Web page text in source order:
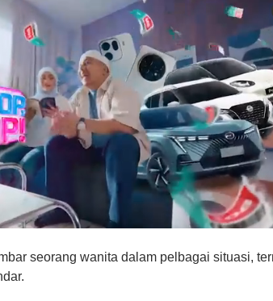
seorang wanita dalam pelbagai situasi,